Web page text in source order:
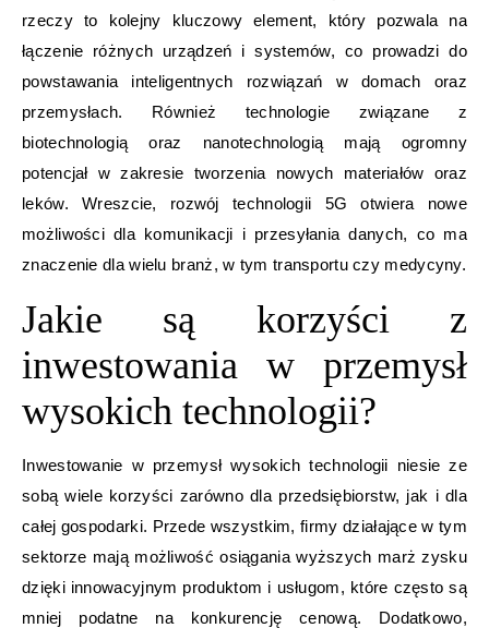
rzeczy to kolejny kluczowy element, który pozwala na
łączenie różnych urządzeń i systemów, co prowadzi do
powstawania inteligentnych rozwiązań w domach oraz
przemysłach. Również technologie związane z
biotechnologią oraz nanotechnologią mają ogromny
potencjał w zakresie tworzenia nowych materiałów oraz
leków. Wreszcie, rozwój technologii 5G otwiera nowe
możliwości dla komunikacji i przesyłania danych, co ma
znaczenie dla wielu branż, w tym transportu czy medycyny.
Jakie są korzyści z
inwestowania w przemysł
wysokich technologii?
Inwestowanie w przemysł wysokich technologii niesie ze
sobą wiele korzyści zarówno dla przedsiębiorstw, jak i dla
całej gospodarki. Przede wszystkim, firmy działające w tym
sektorze mają możliwość osiągania wyższych marż zysku
dzięki innowacyjnym produktom i usługom, które często są
mniej podatne na konkurencję cenową. Dodatkowo,